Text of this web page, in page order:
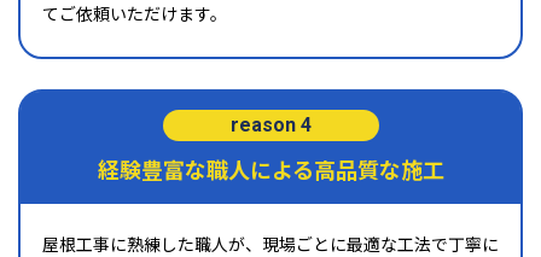
てご依頼いただけます。
reason 4
経験豊富な職人による高品質な施工
屋根工事に熟練した職人が、現場ごとに最適な工法で丁寧に